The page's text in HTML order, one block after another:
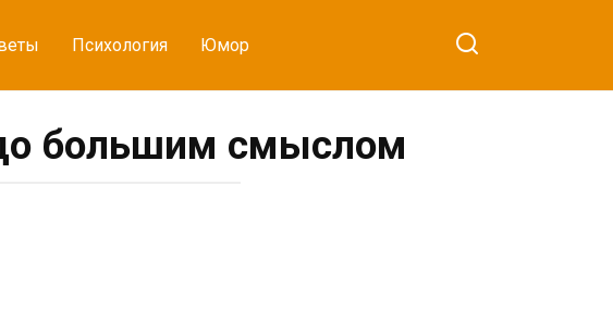
Психология Юмор
большим смыслом